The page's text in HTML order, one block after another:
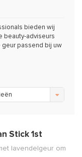
bieden wij
beauty-adviseurs
geur passend bij uw
Stick 1st
lavendelgeur om